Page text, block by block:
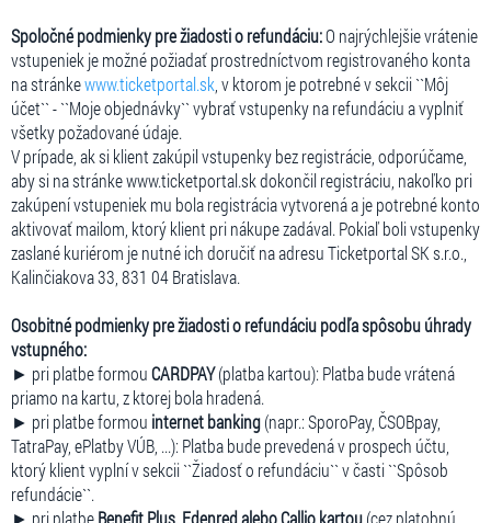
Spoločné podmienky pre žiadosti o refundáciu:O najrýchlejšie vrátenie
vstupeniek je možné požiadať prostredníctvom registrovaného konta
na stránkewww.ticketportal.sk , v ktorom je potrebné v sekcii ``Môj
účet`` - ``Moje objednávky`` vybrať vstupenky na refundáciu a vyplniť
všetky požadované údaje.
V prípade, ak si klient zakúpil vstupenky bez registrácie, odporúčame,
aby si na stránke www.ticketportal.sk dokončil registráciu, nakoľko pri
zakúpení vstupeniek mu bola registrácia vytvorená a je potrebné konto
aktivovať mailom, ktorý klient pri nákupe zadával. Pokiaľ boli vstupenky
zaslané kuriérom je nutné ich doručiť na adresu Ticketportal SK s.r.o.,
Kalinčiakova 33, 831 04 Bratislava.
Osobitné podmienky pre žiadosti o refundáciu podľa spôsobu úhrady
vstupného:
► pri platbe formouCARDPAY(platba kartou): Platba bude vrátená
priamo na kartu, z ktorej bola hradená.
► pri platbe formou internet banking(napr.: SporoPay, ČSOBpay,
TatraPay, ePlatby VÚB, ...): Platba bude prevedená v prospech účtu,
ktorý klient vyplní v sekcii ``Žiadosť o refundáciu`` v časti ``Spôsob
refundácie``.
► pri platbeBenefit Plus, Edenred alebo Callio kartou(cez platobnú